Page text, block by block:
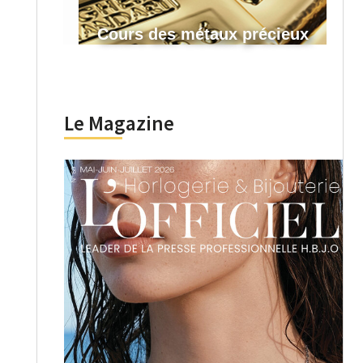
Cours des métaux précieux
Le Magazine